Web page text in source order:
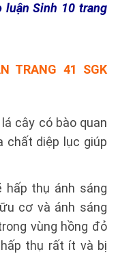
luận Sinh 10 trang
TRANG 41 SGK
cây có bào quan
chất diệp lục giúp
hấp thụ ánh sáng
cơ và ánh sáng
vùng hồng đỏ
thụ rất ít và bị